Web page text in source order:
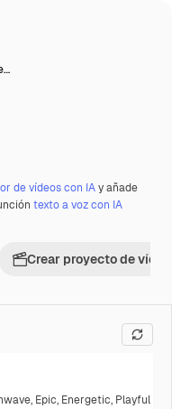
de vídeos con IAy añade
texto a voz con IA
Crear proyecto de vídeo
, Epic, Energetic, Playful